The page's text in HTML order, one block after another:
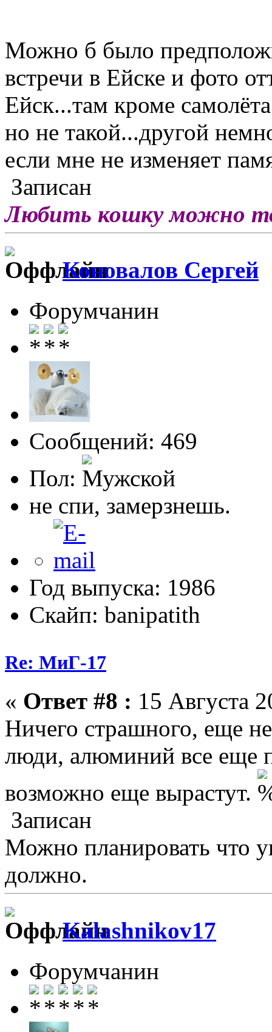
Можно б было
встречи в Ейске и фото
Ейск...там кроме
но не такой...другой
если мне не изменяет
Записан
Любить кошку можно
Коновалов Сергей
Форумчанин
Сообщений: 469
Пол:
не спи, замерзнешь.
Год выпуска: 1986
Скайп: banipatith
Re: МиГ-17
« Ответ #8 : 15 Августа
Ничего страшного, еще
люди, алюминий все еще
возможно еще вырастут.
Записан
Можно планировать что
должно.
Kalashnikov17
Форумчанин